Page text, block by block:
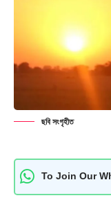
ছবি সংগৃহীত
To Join Our